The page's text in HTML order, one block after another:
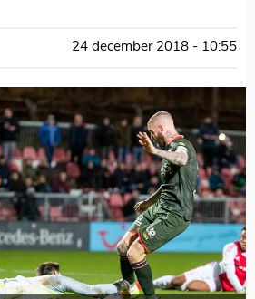
24 december 2018 - 10:55